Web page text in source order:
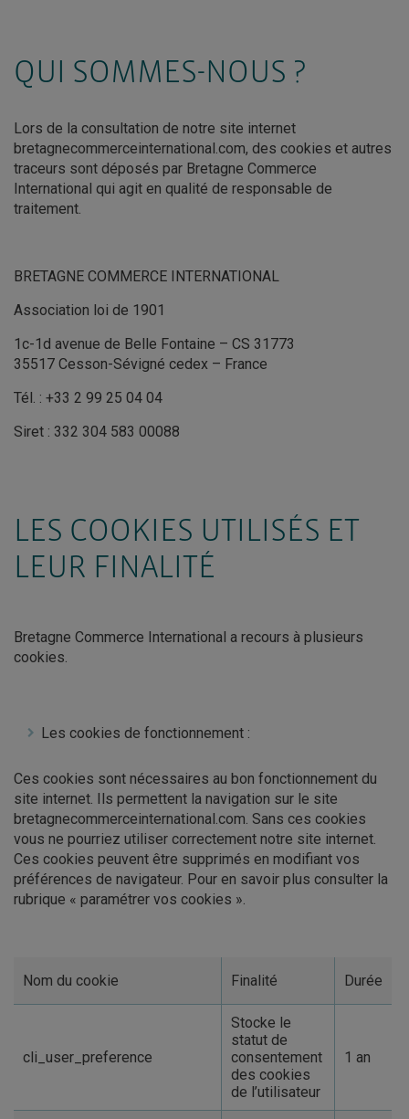
QUI SOMMES-NOUS ?
Lors de la consultation de notre site internet
bretagnecommerceinternational.com, des cookies et autres
traceurs sont déposés par Bretagne Commerce
International qui agit en qualité de responsable de
traitement.
BRETAGNE COMMERCE INTERNATIONAL
Association loi de 1901
1c-1d avenue de Belle Fontaine – CS 31773
35517 Cesson-Sévigné cedex – France
Tél. : +33 2 99 25 04 04
Siret : 332 304 583 00088
LES COOKIES UTILISÉS ET
LEUR FINALITÉ
Bretagne Commerce International a recours à plusieurs
cookies.
Les cookies de fonctionnement :
Ces cookies sont nécessaires au bon fonctionnement du
site internet. Ils permettent la navigation sur le site
bretagnecommerceinternational.com. Sans ces cookies
vous ne pourriez utiliser correctement notre site internet.
Ces cookies peuvent être supprimés en modifiant vos
préférences de navigateur. Pour en savoir plus consulter la
rubrique « paramétrer vos cookies ».
Nom du cookie Finalité Durée
cli_user_preference
Stocke le
statut de
consentement
des cookies
de l’utilisateur
1 an